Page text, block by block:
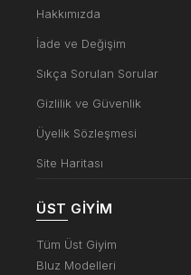
Hakkımızda
İade ve Değişim
Sıkça Sorulan Sorular
Gizlilik ve Güvenlik
Üyelik Sözleşmesi
Site Haritası
ÜST GIYIM
Tüm Üst Giyim
Bluz Modelleri